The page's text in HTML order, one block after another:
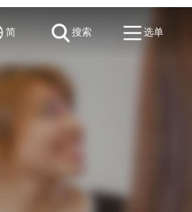
简 搜索 选单